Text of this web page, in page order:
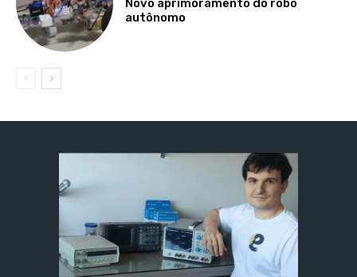
Novo aprimoramento do robô
autônomo